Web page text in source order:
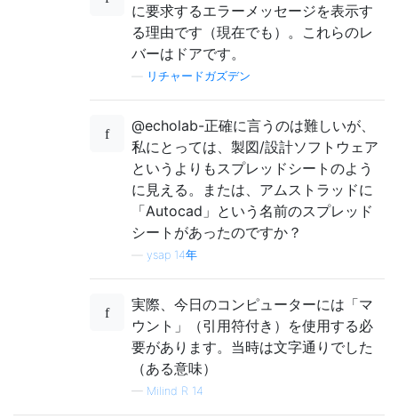
に要求するエラーメッセージを表示す
る理由です（現在でも）。これらのレ
バーはドアです。
リチャードガズデン
@echolab-正確に言うのは難しいが、
私にとっては、製図/設計ソフトウェア
というよりもスプレッドシートのよう
に見える。または、アムストラッドに
「Autocad」という名前のスプレッド
シートがあったのですか？
ysap 14年
実際、今日のコンピューターには「マ
ウント」（引用符付き）を使用する必
要があります。当時は文字通りでした
（ある意味）
— Milind R 14